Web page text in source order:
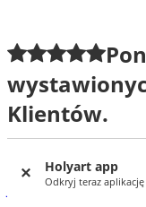
Holyart app
Odkryj teraz
Klientów.
Jestem w pełni